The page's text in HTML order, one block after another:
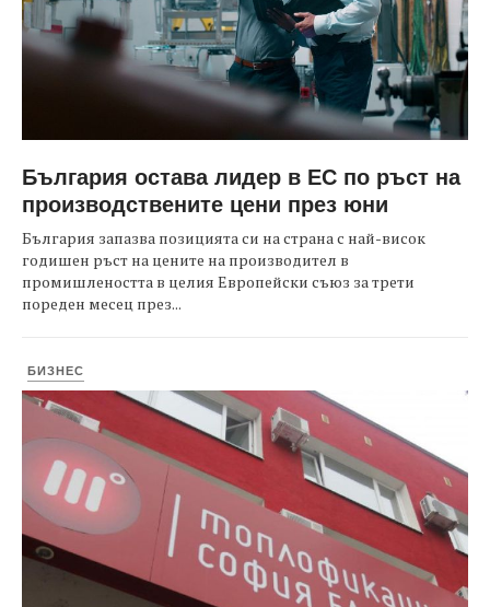
България остава лидер в ЕС по ръст на
производствените цени през юни
България запазва позицията си на страна с най-висок
годишен ръст на цените на производител в
промишлеността в целия Европейски съюз за трети
пореден месец през...
БИЗНЕС